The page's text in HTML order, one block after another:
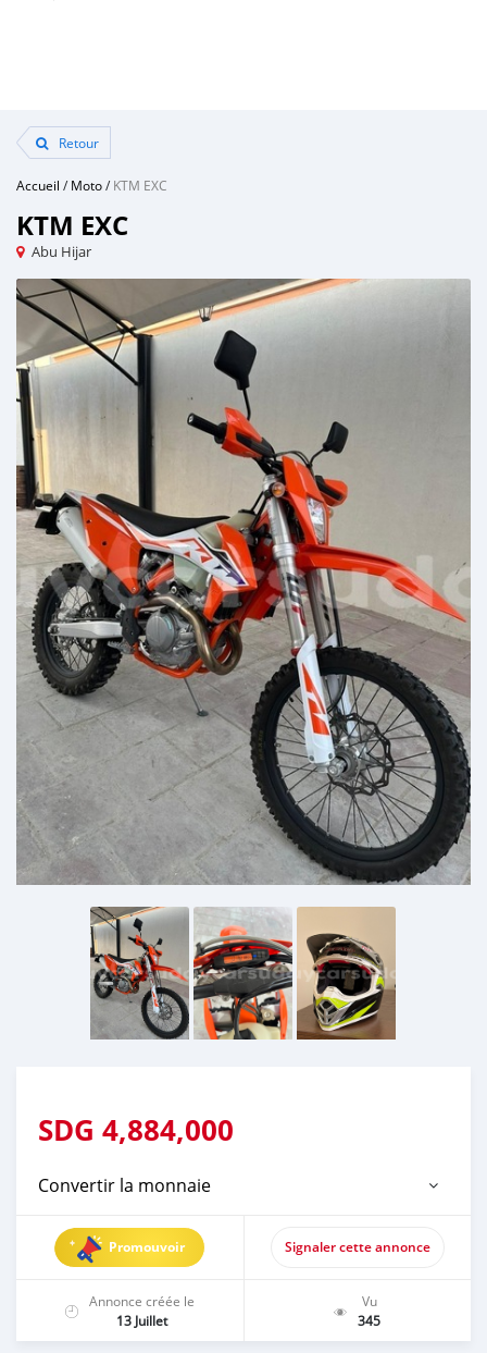
Retour
Accueil /Moto/KTM EXC
KTM EXC
Abu Hijar
SDG 4,884,000
Convertir la monnaie
Promouvoir Signaler cette annonce
Annonce créée le
13 Juillet
Vu
345